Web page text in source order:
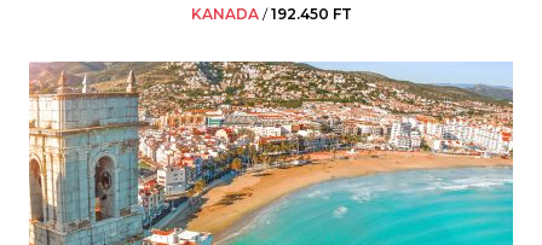
KANADA /192.450 FT